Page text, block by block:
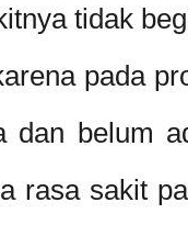
tidak
pada
dan belum
rasa sakit